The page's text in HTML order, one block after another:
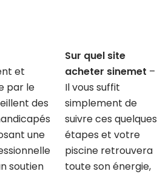
et
par le
des
une
soutien
Sur quel site
acheter sinemet –
Il vous suffit
simplement de
suivre ces quelques
étapes et votre
piscine retrouvera
toute son énergie,